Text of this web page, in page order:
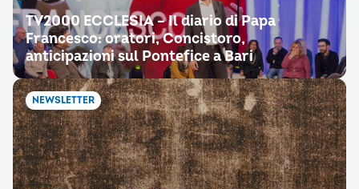
TV2000 ECCLESIA – Il diario di Papa
Francesco: oratori, Concistoro,
anticipazioni sul Pontefice a Bari
NEWSLETTER